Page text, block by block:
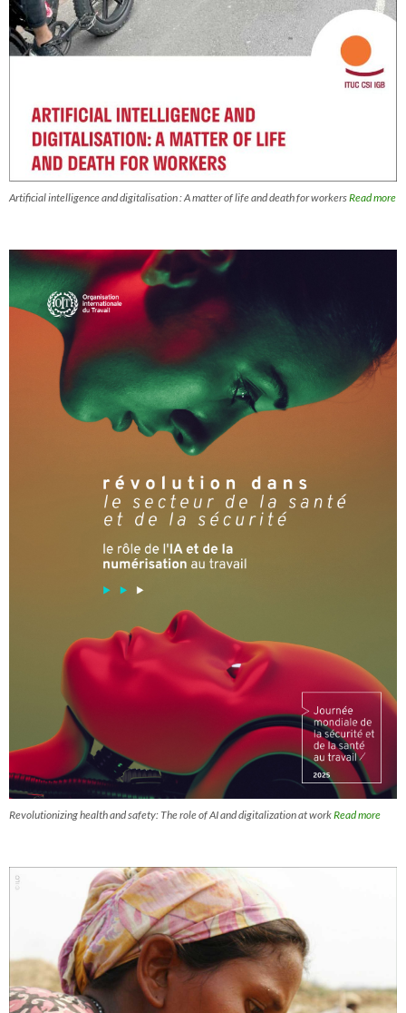
Artificial intelligence and digitalisation : A matter of life and death for workersRead more
Revolutionizing health and safety: The role of AI and digitalization at workRead more